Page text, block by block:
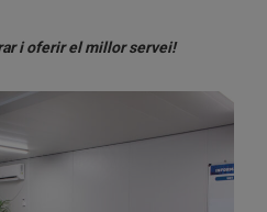
i oferir el millor servei!